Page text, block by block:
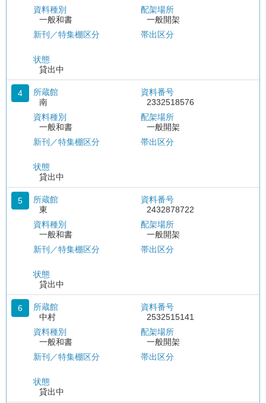
資料種別
一般和書
新刊／特集棚区分
状態
貸出中
配架場所
一般開架
帯出区分
4
所蔵館
南
資料種別
一般和書
新刊／特集棚区分
状態
貸出中
資料番号
2332518576
配架場所
一般開架
帯出区分
5
所蔵館
東
資料種別
一般和書
新刊／特集棚区分
状態
貸出中
資料番号
2432878722
配架場所
一般開架
帯出区分
6
所蔵館
中村
資料種別
一般和書
新刊／特集棚区分
状態
貸出中
資料番号
2532515141
配架場所
一般開架
帯出区分